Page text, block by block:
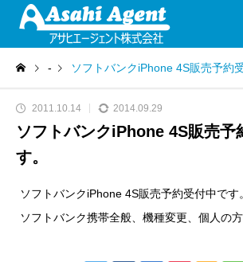
- ソフトバンクiPhone 4S販売予約
2011.10.14 2014.09.29
ソフトバンクiPhone 4S販売予
す。
ソフトバンクiPhone 4S販売予約受付中です。
ソフトバンク携帯全般、機種変更、個人の方